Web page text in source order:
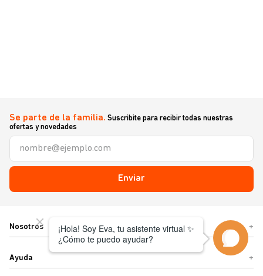
Se parte de la familia. Suscribite para recibir todas nuestras
ofertas y novedades
Enviar
Nosotros +
Ayuda +